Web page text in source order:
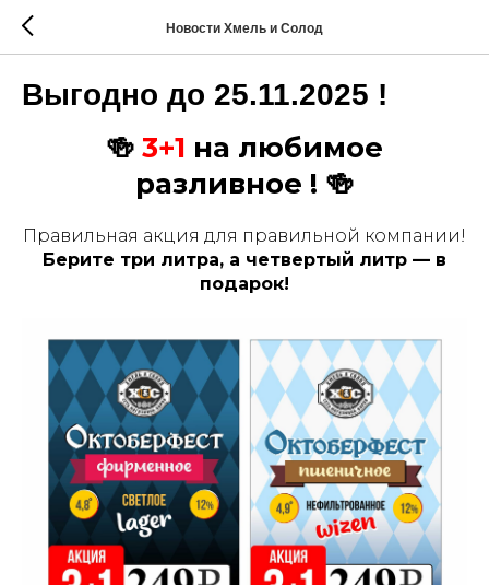
Новости Хмель и Солод
Выгодно до 25.11.2025 !
🍻 3+1 на любимое
разливное ! 🍻
Правильная акция для правильной компании!
Берите три литра, а четвертый литр — в
подарок!